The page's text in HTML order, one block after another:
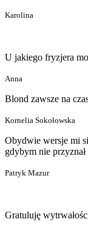
Karolina
U jakiego fryzjera
Anna
Blond zawsze na
Kornelia Sokołowska
Obydwie wersje mi
gdybym nie
Patryk Mazur
Gratuluję